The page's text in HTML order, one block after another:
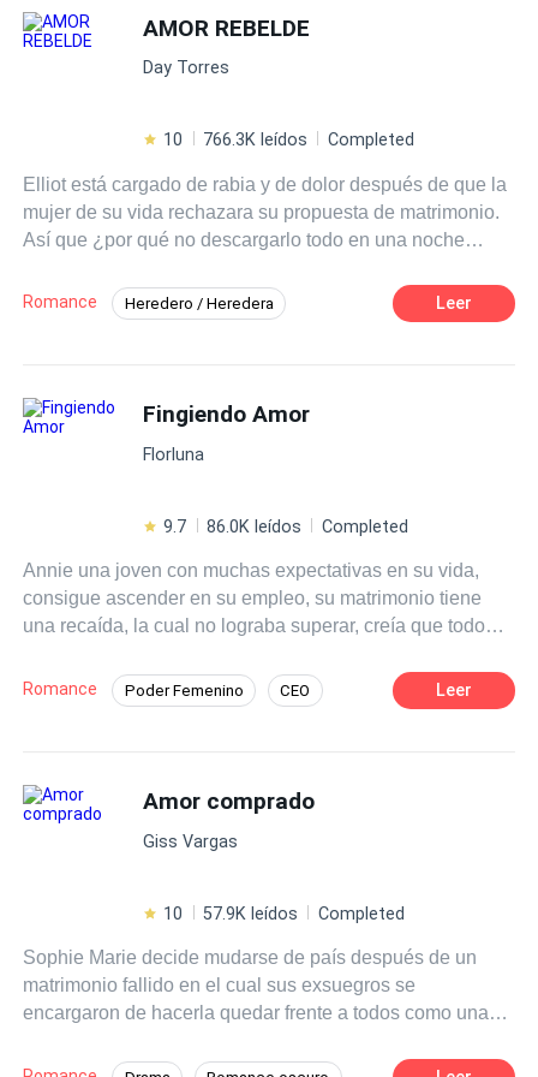
AMOR REBELDE
Day Torres
10 766.3K leídos Completed
Elliot está cargado de rabia y de dolor después de que la
mujer de su vida rechazara su propuesta de matrimonio.
Así que ¿por qué no descargarlo todo en una noche
matrimonial de la hija de su socio más importante lo lleva
a la India… a un antro exclusivo… a una botella de
cuando se dio cuenta de que había deshonrado nada
menos que… ¡a la novia! Hacía pocos días Elliot había
querido casarse con la mujer que amaba, y ahora se veía
nombre de su familia. Y esa «otra»… no era una mansa
siquiera su padre, había podido controlar jamás. Él se ha
sumido en la oscuridad, y ella está llena de demonios. La
pregunta es: ¿Cuánto tardará en arder ese infierno?
Romance Heredero / Heredera
Ritmo Rápido Drama
Desafío a las Expectativas
Leer
Fingiendo Amor
Florluna
9.7 86.0K leídos Completed
Annie una joven con muchas expectativas en su vida,
consigue ascender en su empleo, su matrimonio tiene
una recaída, la cual no lograba superar, creía que todo
cambiarle su vida para siempre, ¿será ella capaz de
sobrellevarlo? y lo más importante aún, ¿se puede volver
Romance Poder Femenino CEO
Amor de casados Contemporánea
Arrepentimiento
Leer
Amor comprado
Giss Vargas
10 57.9K leídos Completed
Sophie Marie decide mudarse de país después de un
matrimonio fallido en el cual sus exsuegros se
encargaron de hacerla quedar frente a todos como una
casó con ella para esconder su verdadera orientación